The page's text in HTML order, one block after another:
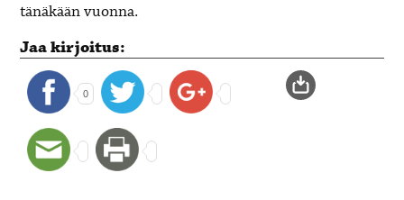
tänäkään vuonna.
Jaa kirjoitus:
0